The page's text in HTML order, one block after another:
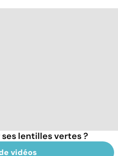
lentilles vertes ?
vidéos